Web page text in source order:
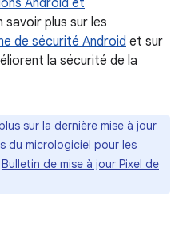
Android et
savoir plus sur les
de sécurité Android et sur
la sécurité de la
sur la dernière mise à jour
du micrologiciel pour les
Bulletin de mise à jour Pixel de